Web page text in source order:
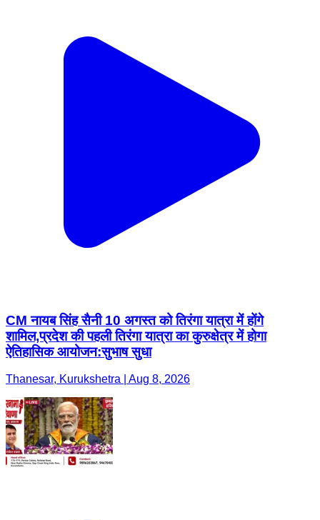
CM नायब सिंह सैनी 10 अगस्त को तिरंगा यात्रा में होंगे
शामिल,प्रदेश की पहली तिरंगा यात्रा का कुरुक्षेत्र में होगा
ऐतिहासिक आयोजन:सुभाष सुधा
Thanesar, Kurukshetra | Aug 8, 2026